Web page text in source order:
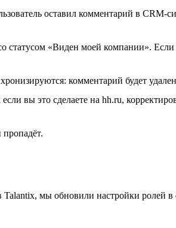
оставил комментарий в CRM-
статусом «Виден моей компании».
комментарий будет
вы это сделаете на hh.ru,
мы обновили настройки ролей в